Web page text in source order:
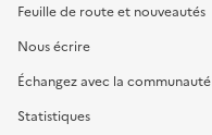
Feuille de route et nouveautés
Nous écrire
Échangez avec la communauté
Statistiques